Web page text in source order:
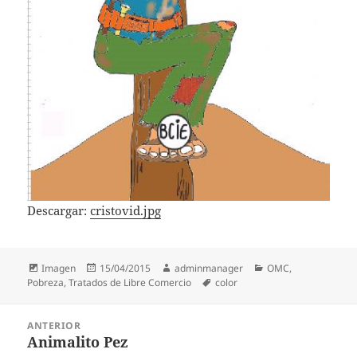
Descargar:cristovid.jpg
Formato
Imagen
Publicado
el
15/04/2015 Autor
adminmanager Categorías
OMC,
Pobreza,Tratados de Libre Comercio Etiquetas
color
entradas
ANTERIOR
Entrada
Animalito Pez